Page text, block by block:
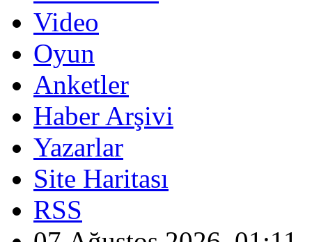
Video
Oyun
Anketler
Haber Arşivi
Yazarlar
Site Haritası
RSS